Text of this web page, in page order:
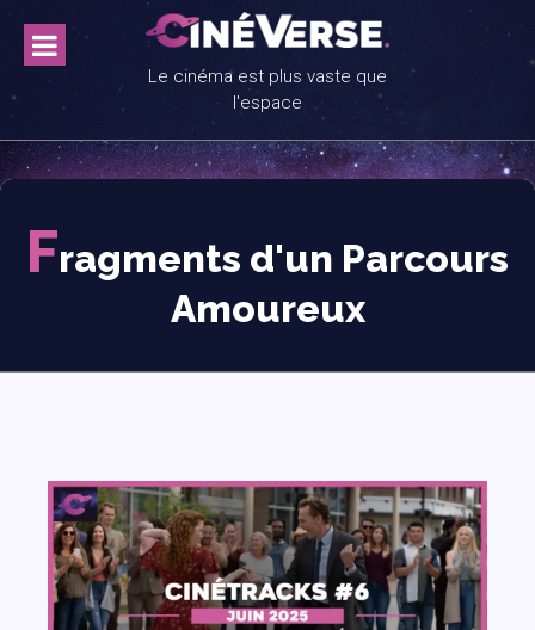
content
Le cinéma est plus vaste que
l'espace
Fragments d'un Parcours
Amoureux